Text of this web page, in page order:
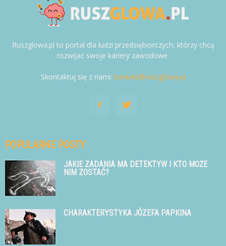
Ruszglowa.pl to portal dla ludzi przedsiębiorczych, którzy chcą
rozwijać swoje kariery zawodowe.
Skontaktuj się z nami: kontakt@ruszglowa.pl
POPULARNE POSTY
JAKIE ZADANIA MA DETEKTYW I KTO MOŻE
NIM ZOSTAĆ?
CHARAKTERYSTYKA JÓZEFA PAPKINA